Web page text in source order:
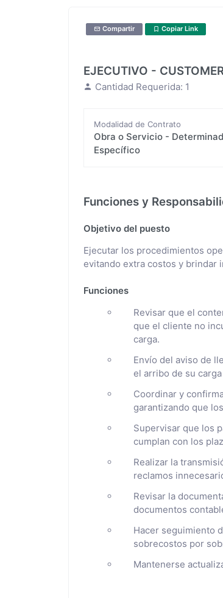
Compartir Copiar Link
EJECUTIVO -
Cantidad Requerida: 1
Modalidad de Contrato
Obra o Servicio -
Específico
Funciones y
Objetivo del puesto
Ejecutar los procedimientos
evitando extra costos y brindar
Funciones
Revisar que el
que el cliente no
carga.
Envío del aviso de
el arribo de su
Coordinar y
garantizando que
Supervisar que los
cumplan con los
Realizar la
reclamos
Revisar la
documentos
Hacer seguimiento
sobrecostos por
Mantenerse